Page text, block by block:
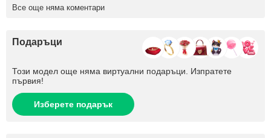
Все още няма коментари
Подаръци
Този модел още няма виртуални подаръци. Изпратете
първия!
Изберете подарък